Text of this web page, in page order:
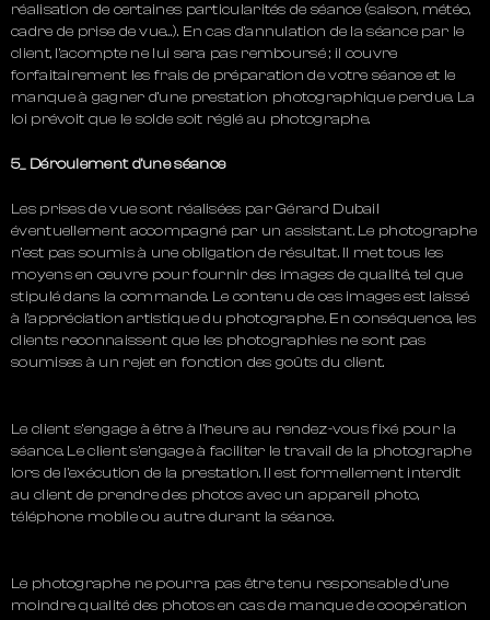
réalisation de certaines particularités de séance (saison, météo,
cadre de prise de vue…). En cas d’annulation de la séance par le
client, l’acompte ne lui sera pas remboursé ; il couvre
forfaitairement les frais de préparation de votre séance et le
manque à gagner d’une prestation photographique perdue. La
loi prévoit que le solde soit réglé au photographe.
5_ Déroulement d’une séance
Les prises de vue sont réalisées par Gérard Dubail
éventuellement accompagné par un assistant. Le photographe
n’est pas soumis à une obligation de résultat. Il met tous les
moyens en œuvre pour fournir des images de qualité, tel que
stipulé dans la commande. Le contenu de ces images est laissé
à l’appréciation artistique du photographe. En conséquence, les
clients reconnaissent que les photographies ne sont pas
soumises à un rejet en fonction des goûts du client.
Le client s’engage à être à l’heure au rendez-vous fixé pour la
séance. Le client s’engage à faciliter le travail de la photographe
lors de l’exécution de la prestation. Il est formellement interdit
au client de prendre des photos avec un appareil photo,
téléphone mobile ou autre durant la séance.
Le photographe ne pourra pas être tenu responsable d’une
moindre qualité des photos en cas de manque de coopération